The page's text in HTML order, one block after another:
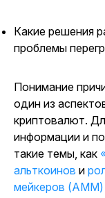
Какие решения
проблемы
Понимание
один из
криптовалют.
информации и
такие темы, как
альткоинов и
мейкеров (AMM)